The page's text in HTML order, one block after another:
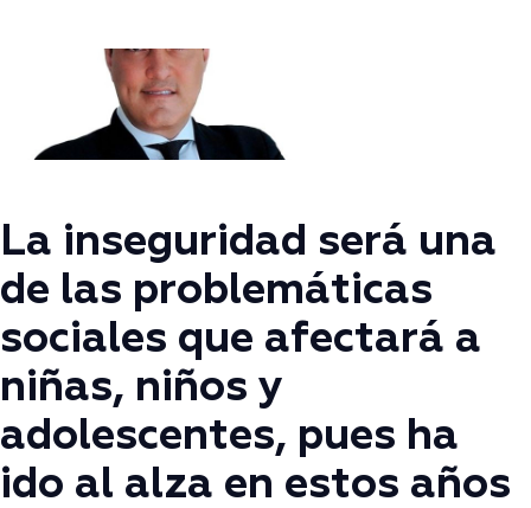
La inseguridad será una
de las problemáticas
sociales que afectará a
niñas, niños y
adolescentes, pues ha
ido al alza en estos años